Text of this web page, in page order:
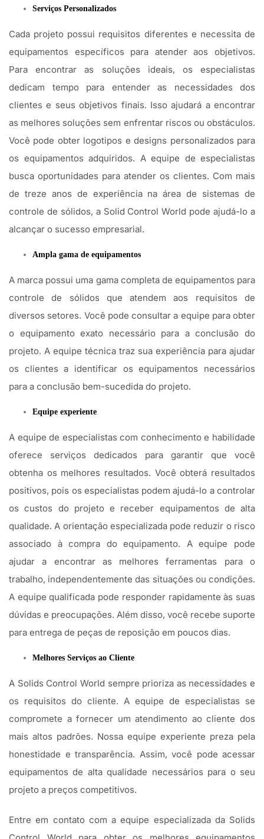
Serviços Personalizados
Cada projeto possui requisitos diferentes e necessita de
equipamentos específicos para atender aos objetivos.
Para encontrar as soluções ideais, os especialistas
dedicam tempo para entender as necessidades dos
clientes e seus objetivos finais. Isso ajudará a encontrar
as melhores soluções sem enfrentar riscos ou obstáculos.
Você pode obter logotipos e designs personalizados para
os equipamentos adquiridos. A equipe de especialistas
busca oportunidades para atender os clientes. Com mais
de treze anos de experiência na área de sistemas de
controle de sólidos, a Solid Control World pode ajudá-lo a
alcançar o sucesso empresarial.
Ampla gama de equipamentos
A marca possui uma gama completa de equipamentos para
controle de sólidos que atendem aos requisitos de
diversos setores. Você pode consultar a equipe para obter
o equipamento exato necessário para a conclusão do
projeto. A equipe técnica traz sua experiência para ajudar
os clientes a identificar os equipamentos necessários
para a conclusão bem-sucedida do projeto.
Equipe experiente
A equipe de especialistas com conhecimento e habilidade
oferece serviços dedicados para garantir que você
obtenha os melhores resultados. Você obterá resultados
positivos, pois os especialistas podem ajudá-lo a controlar
os custos do projeto e receber equipamentos de alta
qualidade. A orientação especializada pode reduzir o risco
associado à compra do equipamento. A equipe pode
ajudar a encontrar as melhores ferramentas para o
trabalho, independentemente das situações ou condições.
A equipe qualificada pode responder rapidamente às suas
dúvidas e preocupações. Além disso, você recebe suporte
para entrega de peças de reposição em poucos dias.
Melhores Serviços ao Cliente
A Solids Control World sempre prioriza as necessidades e
os requisitos do cliente. A equipe de especialistas se
compromete a fornecer um atendimento ao cliente dos
mais altos padrões. Nossa equipe experiente preza pela
honestidade e transparência. Assim, você pode acessar
equipamentos de alta qualidade necessários para o seu
projeto a preços competitivos.
Entre em contato com a equipe especializada da Solids